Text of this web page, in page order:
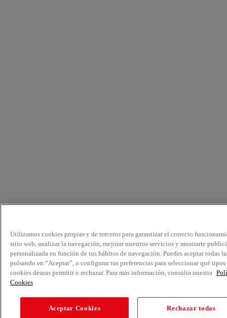
Utilizamos cookies propias y de terceros para garantizar el correcto
sitio web, analizar la navegación, mejorar nuestros servicios y mostrarte
personalizada en función de tus hábitos de navegación. Puedes aceptar todas
pulsando en “Aceptar”, o configurar tus preferencias para seleccionar qué tipos
cookies deseas permitir o rechazar. Para más información, consulta nuestra
Cookies
Aceptar Cookies Rechazar todas